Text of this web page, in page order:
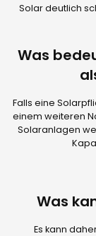
Solar deutlich
Was
Falls eine
einem weiteren
Solaranlagen
Was
Es kann